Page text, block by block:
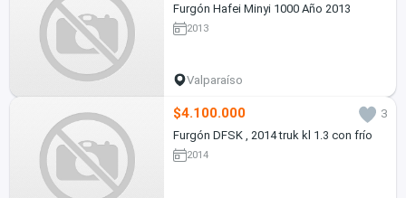
Furgón Hafei Minyi 1000 Año 2013
2013
Valparaíso
$4.100.000
3
Furgón DFSK , 2014 truk kl 1.3 con frío
2014